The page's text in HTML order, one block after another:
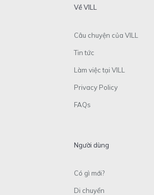
Về VILL
Câu chuyện của VILL
Tin tức
Làm việc tại VILL
Privacy Policy
FAQs
Người dùng
Có gì mới?
Di chuyển